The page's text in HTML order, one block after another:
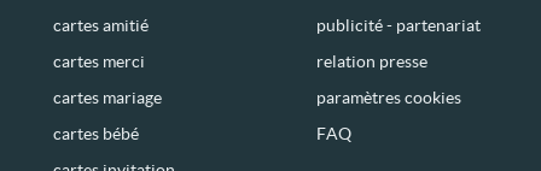
cartes amitié
cartes merci
cartes mariage
cartes bébé
publicité - partenariat
relation presse
paramètres cookies
FAQ